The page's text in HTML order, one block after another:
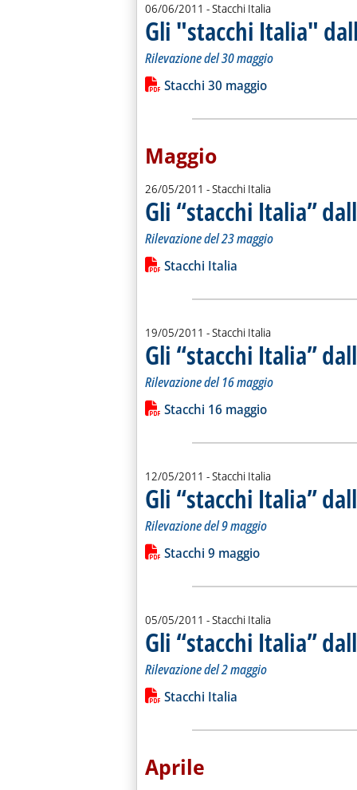
06/06/2011 - Stacchi Italia
Gli "stacchi Italia"
Rilevazione del 30 maggio
Leggi tutta la notizia: 'Gli "stacchi
Lista allegati PDF alla notizia
Stacchi 30 maggio
Maggio
26/05/2011 - Stacchi Italia
Gli “stacchi Italia”
Rilevazione del 23 maggio
Leggi tutta la notizia: 'Gli “stacchi
Lista allegati PDF alla notizia
Stacchi Italia
19/05/2011 - Stacchi Italia
Gli “stacchi Italia”
Rilevazione del 16 maggio
Leggi tutta la notizia: 'Gli “stacchi
Lista allegati PDF alla notizia
Stacchi 16 maggio
12/05/2011 - Stacchi Italia
Gli “stacchi Italia”
Rilevazione del 9 maggio
Leggi tutta la notizia: 'Gli “stacchi
Lista allegati PDF alla notizia
Stacchi 9 maggio
05/05/2011 - Stacchi Italia
Gli “stacchi Italia”
Rilevazione del 2 maggio
Leggi tutta la notizia: 'Gli “stacchi
Lista allegati PDF alla notizia
Stacchi Italia
Aprile